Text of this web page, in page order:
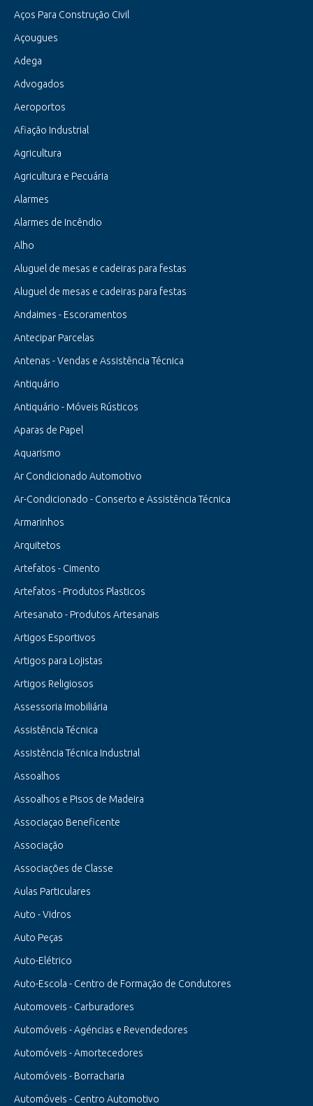
Aços Para Construção Civil
Açougues
Adega
Advogados
Aeroportos
Afiação Industrial
Agricultura
Agricultura e Pecuária
Alarmes
Alarmes de Incêndio
Alho
Aluguel de mesas e cadeiras para festas
Aluguel de mesas e cadeiras para festas
Andaimes - Escoramentos
Antecipar Parcelas
Antenas - Vendas e Assistência Técnica
Antiquário
Antiquário - Móveis Rústicos
Aparas de Papel
Aquarismo
Ar Condicionado Automotivo
Ar-Condicionado - Conserto e Assistência Técnica
Armarinhos
Arquitetos
Artefatos - Cimento
Artefatos - Produtos Plasticos
Artesanato - Produtos Artesanais
Artigos Esportivos
Artigos para Lojistas
Artigos Religiosos
Assessoria Imobiliária
Assistência Técnica
Assistência Técnica Industrial
Assoalhos
Assoalhos e Pisos de Madeira
Associaçao Beneficente
Associação
Associações de Classe
Aulas Particulares
Auto - Vidros
Auto Peças
Auto-Elétrico
Auto-Escola - Centro de Formação de Condutores
Automoveis - Carburadores
Automóveis - Agéncias e Revendedores
Automóveis - Amortecedores
Automóveis - Borracharia
Automóveis - Centro Automotivo